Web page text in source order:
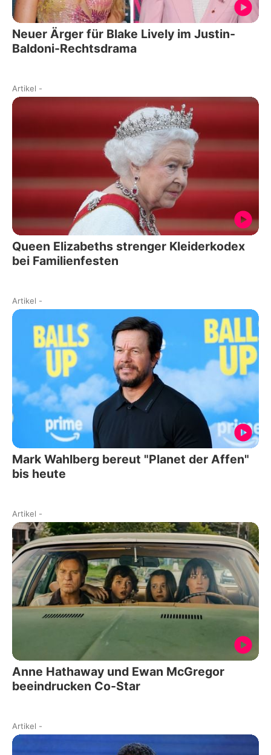
Neuer Ärger für Blake Lively im Justin-
Baldoni-Rechtsdrama
Artikel -
Queen Elizabeths strenger Kleiderkodex
bei Familienfesten
Artikel -
Mark Wahlberg bereut "Planet der Affen"
bis heute
Artikel -
Anne Hathaway und Ewan McGregor
beeindrucken Co-Star
Artikel -